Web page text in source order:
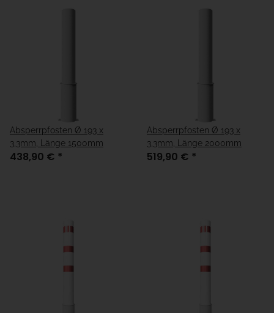
Absperrpfosten Ø 193 x
3,3mm, Länge 1500mm
438,90 € *
Absperrpfosten Ø 193 x
3,3mm, Länge 2000mm
519,90 € *